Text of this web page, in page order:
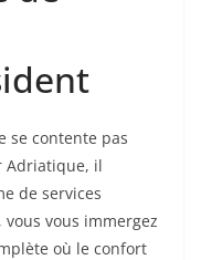
se contente pas
Adriatique, il
de services
vous vous immergez
où le confort